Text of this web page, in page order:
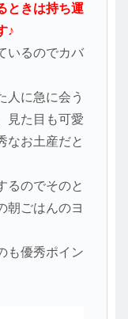
ときは持ち運
♪
いるのでカバ
人に急に会う
見た目も可愛
なお土産だと
るのでそのと
朝ごはんのヨ
も優秀ポイン